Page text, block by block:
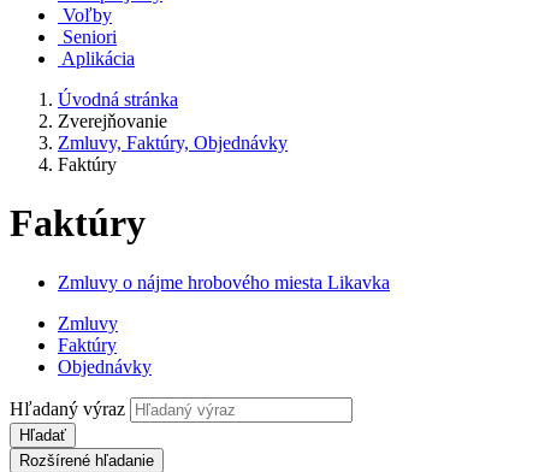
Voľby
Seniori
Aplikácia
Úvodná stránka
Zverejňovanie
Zmluvy, Faktúry, Objednávky
Faktúry
Faktúry
Zmluvy o nájme hrobového miesta Likavka
Zmluvy
Faktúry
Objednávky
Hľadaný výraz
Hľadať
Rozšírené hľadanie